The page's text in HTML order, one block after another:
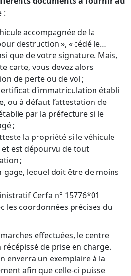
:
accompagnée de la
destruction », « cédé le…
que de votre signature. Mais,
carte, vous devez alors
de perte ou de vol ;
d’immatriculation établi
ou à défaut l’attestation de
par la préfecture si le
;
la propriété si le véhicule
et est dépourvu de tout
;
gage, lequel doit être de moins
Cerfa n° 15776*01
les coordonnées précises du
effectuées, le centre
de prise en charge.
enverra un exemplaire à la
afin que celle-ci puisse